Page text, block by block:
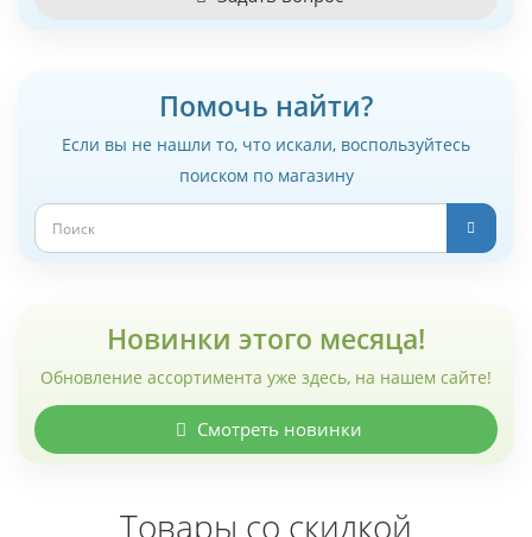
Помочь найти?
Если вы не нашли то, что искали, воспользуйтесь
поиском по магазину
Новинки этого месяца!
Обновление ассортимента уже здесь, на нашем сайте!
Смотреть новинки
Товары со скидкой